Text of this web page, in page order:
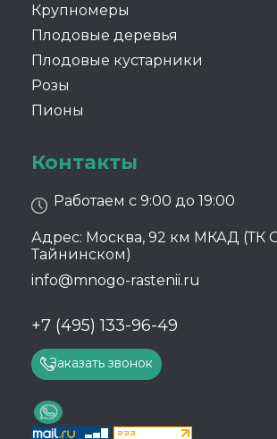
Крупномеры
Плодовые деревья
Плодовые кустарники
Розы
Пионы
Контакты
Работаем с 9:00 до 19:00
Адрес: Москва, 92 км МКАД (ТК
Тайнинском)
info@mnogo-rastenii.ru
+7 (495) 133-96-49
Заказать звонок